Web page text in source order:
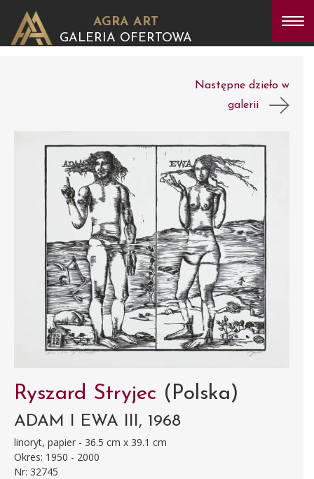
AGRA ART
GALERIA OFERTOWA
Następne dzieło w
galerii
Ryszard Stryjec (Polska)
ADAM I EWA III, 1968
linoryt, papier - 36.5 cm x 39.1 cm
Okres: 1950 - 2000
Nr: 32745